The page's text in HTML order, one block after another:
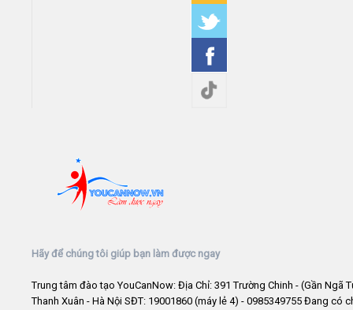
Hãy để chúng tôi giúp bạn làm được ngay
Trung tâm đào tạo YouCanNow: Địa Chỉ: 391 Trường Chinh - (Gần Ngã
Thanh Xuân - Hà Nội SĐT: 19001860 (máy lẻ 4) - 0985349755 Đang có